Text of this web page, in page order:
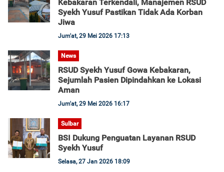
Kebakaran Terkendali, Manajemen RSUD
Syekh Yusuf Pastikan Tidak Ada Korban
Jiwa
Jum'at, 29 Mei 2026 17:13
News
RSUD Syekh Yusuf Gowa Kebakaran,
Sejumlah Pasien Dipindahkan ke Lokasi
Aman
Jum'at, 29 Mei 2026 16:17
Sulbar
BSI Dukung Penguatan Layanan RSUD
Syekh Yusuf
Selasa, 27 Jan 2026 18:09